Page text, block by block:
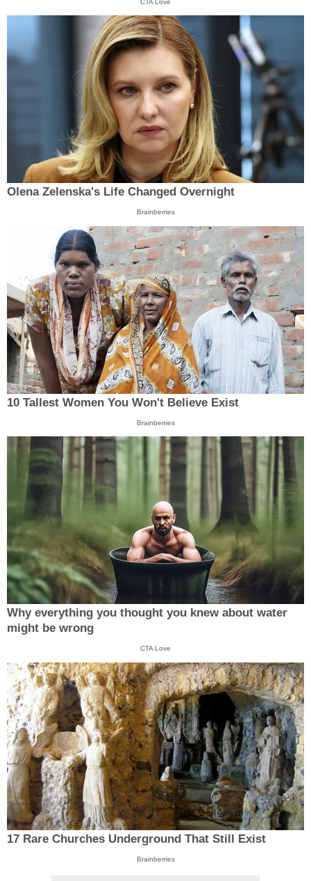
CTA Love
Olena Zelenska's Life Changed Overnight
Brainberries
10 Tallest Women You Won't Believe Exist
Brainberries
Why everything you thought you knew about water
might be wrong
CTA Love
17 Rare Churches Underground That Still Exist
Brainberries